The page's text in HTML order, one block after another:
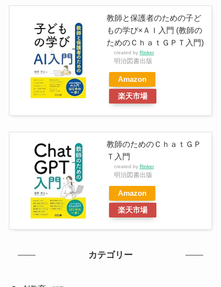
教師と保護者のための子ど
もの学び×ＡＩ入門 (教師の
ためのＣｈａｔＧＰＴ入門)
created by Rinker
明治図書出版
Amazon
楽天市場
教師のためのＣｈａｔＧＰ
Ｔ入門
created by Rinker
明治図書出版
Amazon
楽天市場
カテゴリー